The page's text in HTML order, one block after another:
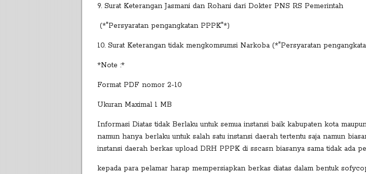
9. Surat Keterangan Jasmani dan Rohani dari Dokter PNS RS Pemerintah
(*"Persyaratan pengangkatan PPPK"*)
10. Surat Keterangan tidak mengkomsumsi Narkoba (*"Persyaratan
*Note :*
Format PDF nomor 2-10
Ukuran Maximal 1 MB
Informasi Diatas tidak Berlaku untuk semua instansi baik kabupaten kota
namun hanya berlaku untuk salah satu instansi daerah tertentu saja namun
instansi daerah berkas upload DRH PPPK di sscasn biasanya sama tidak ada
kepada para pelamar harap mempersiapkan berkas diatas dalam bentuk